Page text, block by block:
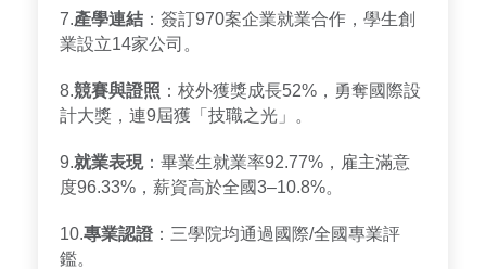
7.產學連結 ：簽訂970案企業就業合作，學生創
業設立14家公司。
8.競賽與證照 ：校外獲獎成長52%，勇奪國際設
計大獎，連9屆獲「技職之光」。
9.就業表現：畢業生就業率92.77%，雇主滿意
度96.33%，薪資高於全國3–10.8%。
10.專業認證：三學院均通過國際/全國專業評
鑑。